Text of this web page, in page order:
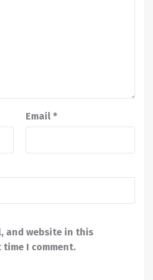
Email *
and website in this
I comment.